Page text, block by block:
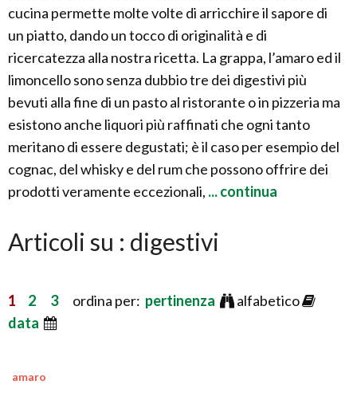
cucina permette molte volte di arricchire il sapore di
un piatto, dando un tocco di originalità e di
ricercatezza alla nostra ricetta. La grappa, l’amaro ed il
limoncello sono senza dubbio tre dei digestivi più
bevuti alla fine di un pasto al ristorante o in pizzeria ma
esistono anche liquori più raffinati che ogni tanto
meritano di essere degustati; è il caso per esempio del
cognac, del whisky e del rum che possono offrire dei
prodotti veramente eccezionali, ... continua
Articoli su : digestivi
1 2 3ordina per: pertinenza
alfabetico
data
amaro